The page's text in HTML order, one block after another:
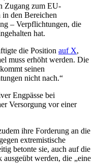
Zugang zum EU-
den Bereichen
– Verpflichtungen, die
hat.
die Position auf X,
muss erhöht werden. Die
seinen
nicht nach.“
Engpässe bei
Versorgung vor einer
ihre Forderung an die
extremistische
betonte sie, auch auf die
werden, die „eine